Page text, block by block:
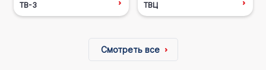
ТВ-3 ТВЦ
Смотреть все